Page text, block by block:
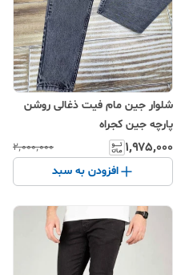
شلوار جین مام فیت ذغالی روشن
پارچه جین کجراه
۱٬۹۷۵٬۰۰۰ ۲٬۰۰۰٬۰۰۰
افزودن به سبد